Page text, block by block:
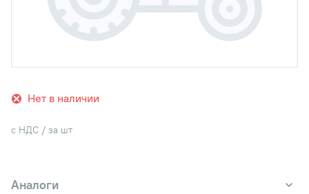
Нет в наличии
с НДС / за шт
Аналоги